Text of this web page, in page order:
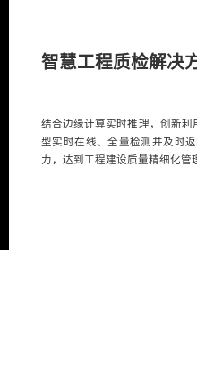
智慧工程质检解决
结合边缘计算实时推理，创新
型实时在线、全量检测并及时
力，达到工程建设质量精细化管